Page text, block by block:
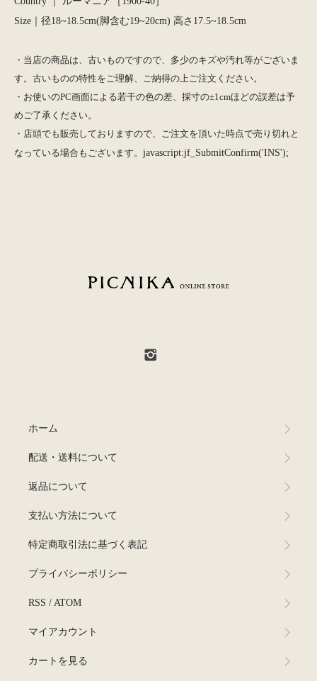
Size｜径18~18.5cm(脚含む19~20cm) 高さ17.5~18.5cm
・当店の商品は、古いものですので、多少のキズや汚れ等がございま
す。古いものの特性をご理解、ご納得の上ご注文ください。
・お使いのPC画面による若干の色の差、採寸の±1cmほどの誤差は予
めご了承ください。
・店頭でも販売しておりますので、ご注文を頂いた時点で売り切れと
なっている場合もございます。 javascript:jf_SubmitConfirm('INS');
ホーム
配送・送料について
返品について
支払い方法について
特定商取引法に基づく表記
プライバシーポリシー
RSS / ATOM
マイアカウント
カートを見る